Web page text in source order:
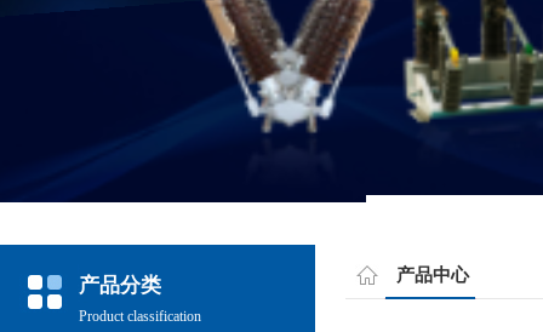
产品分类
Product classification
产品中心